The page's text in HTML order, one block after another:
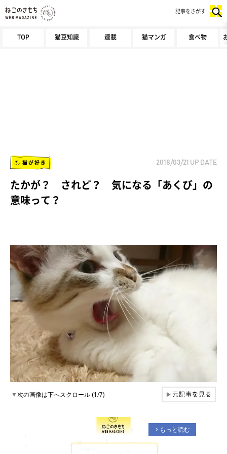
TOP 猫豆知識 連載 猫マンガ 食べ物
記事をさがす
猫が好き 2018/03/21 UP DATE
たかが？ されど？ 気になる「あくび」の
意味って？
▼次の画像は下へスクロール (1/7) ▶元記事を見る
arrow_forward_ios もっと読む